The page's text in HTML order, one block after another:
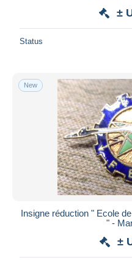
±
Status
New
Insigne réduction " Ecole
" -
±